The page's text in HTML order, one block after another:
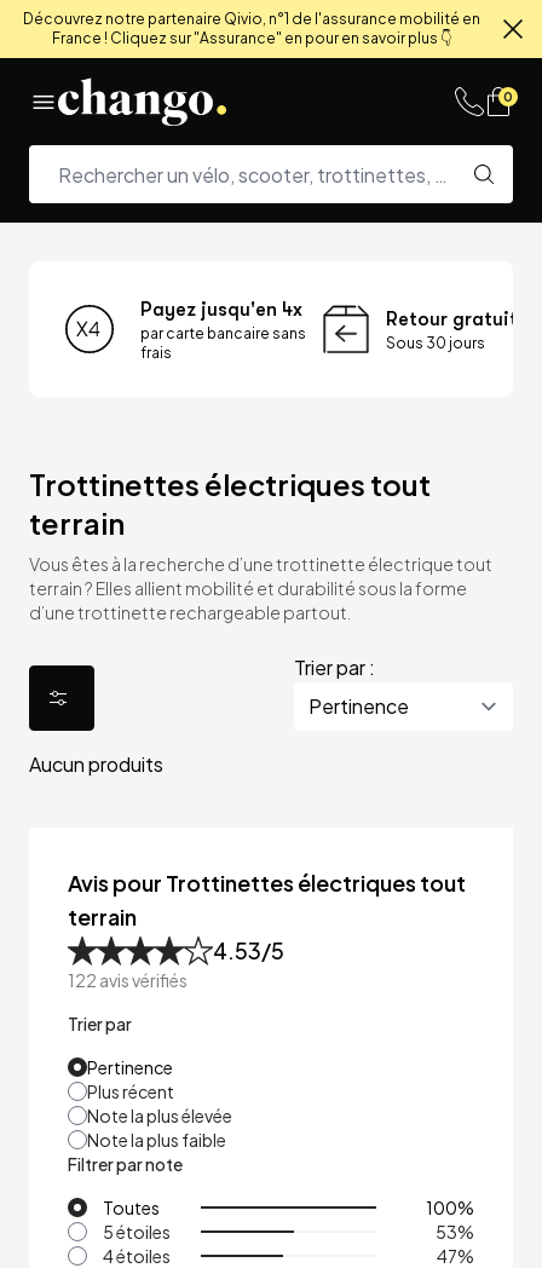
Découvrez notre partenaire Qivio, n°1 de l'assurance mobilité en
France ! Cliquez sur "Assurance" en pour en savoir plus 👇
0
Payez jusqu'en 4x
par carte bancaire sans
frais
Retour gratuit
Sous 30 jours
Trottinettes électriques tout
terrain
Vous êtes à la recherche d’une trottinette électrique tout
terrain ? Elles allient mobilité et durabilité sous la forme
d’une trottinette rechargeable partout.
Trier par :
Aucun produits
Avis pour Trottinettes électriques tout
terrain
4.53/5
122 avis vérifiés
Trier par
Pertinence
Plus récent
Note la plus élevée
Note la plus faible
Filtrer par note
Toutes
100%
5 étoiles
53%
4 étoiles
47%